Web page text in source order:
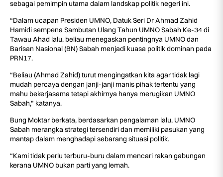
sebagai pemimpin utama dalam landskap politik negeri ini.
“Dalam ucapan Presiden UMNO, Datuk Seri Dr Ahmad Zahid
Hamidi sempena Sambutan Ulang Tahun UMNO Sabah Ke-34 di
Tawau Ahad lalu, beliau menegaskan pentingnya UMNO dan
Barisan Nasional (BN) Sabah menjadi kuasa politik dominan pada
PRN17.
“Beliau (Ahmad Zahid) turut mengingatkan kita agar tidak lagi
mudah percaya dengan janji-janji manis pihak tertentu yang
mahu bekerjasama tetapi akhirnya hanya merugikan UMNO
Sabah,” katanya.
Bung Moktar berkata, berdasarkan pengalaman lalu, UMNO
Sabah merangka strategi tersendiri dan memiliki pasukan yang
mantap dalam menghadapi sebarang situasi politik.
“Kami tidak perlu terburu-buru dalam mencari rakan gabungan
kerana UMNO bukan parti yang lemah.